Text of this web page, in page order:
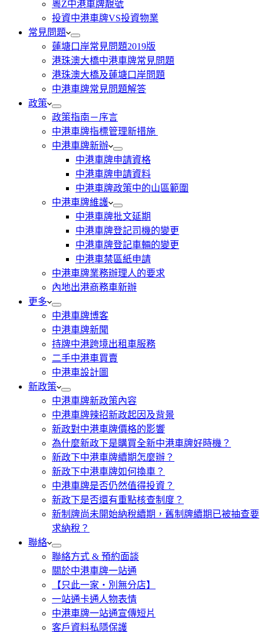
粵Z中港車牌靚號
投資中港車牌VS投資物業
常見問題
蓮塘口岸常見問題2019版
港珠澳大橋中港車牌常見問題
港珠澳大橋及蓮塘口岸問題
中港車牌常見問題解答
政策
政策指南－序言
中港車牌指標管理新措施
中港車牌新辦
中港車牌申請資格
中港車牌申請資料
中港車牌政策中的山區範圍
中港車牌維護
中港車牌批文延期
中港車牌登記司機的變更
中港車牌登記車輛的變更
中港車禁區紙申請
中港車牌業務辦理人的要求
內地出港商務車新辦
更多
中港車牌博客
中港車牌新聞
持牌中港跨境出租車服務
二手中港車買賣
中港車設計圖
新政策
中港車牌新政策內容
中港車牌辣招新政起因及背景
新政對中港車牌價格的影響
為什麼新政下是購買全新中港車牌好時機？
新政下中港車牌續期怎麼辦？
新政下中港車牌如何換車？
中港車牌是否仍然值得投資？
新政下是否還有重點核查制度？
新制牌尚未開始納稅續期，舊制牌續期已被抽查要
求納稅？
聯絡
聯絡方式 & 預約面談
關於中港車牌一站通
【只此一家・別無分店】
一站通卡通人物表情
中港車牌一站通宣傳短片
客戶資料私隱保護